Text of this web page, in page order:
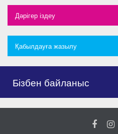
Дәрігер іздеу
Қабылдауға жазылу
Бізбен байланыс